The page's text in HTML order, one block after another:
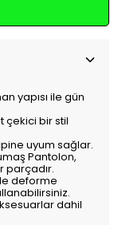
yapısı ile gün
çekici bir stil
uyum sağlar.
Pantolon,
parçadır.
deforme
dahil